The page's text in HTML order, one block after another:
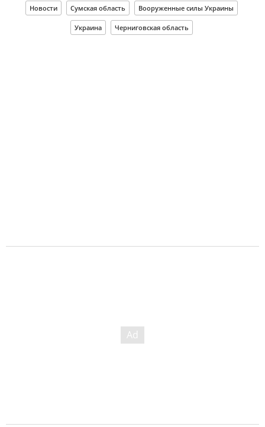
Новости Сумская область Вооруженные силы Украины
Украина Черниговская область